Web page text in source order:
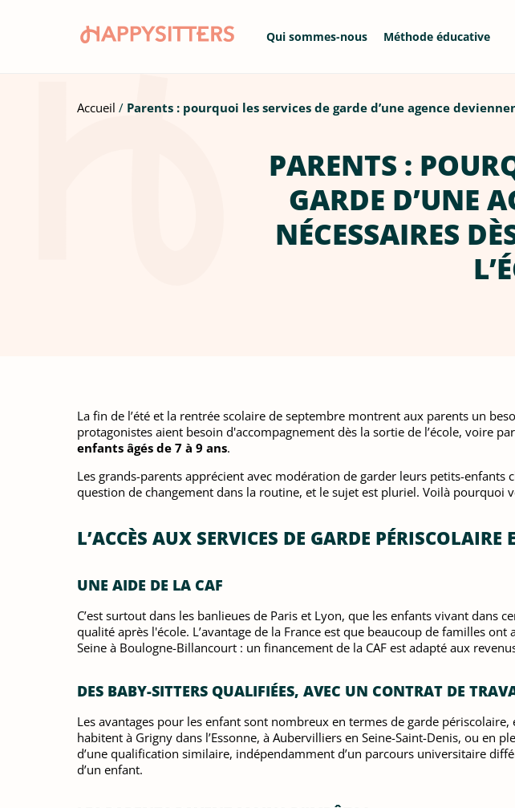
Qui sommes-nous Méthode éducative
Accueil Parents : pourquoi les services de garde d’une agence
PARENTS :
GARDE D’UNE
NÉCESSAIRES
La fin de l’été et la rentrée scolaire de septembre montrent aux parents un
protagonistes aient besoin d'accompagnement dès la sortie de l’école, voire
enfants âgés de 7 à 9 ans.
Les grands-parents apprécient avec modération de garder leurs petits-enfants
question de changement dans la routine, et le sujet est pluriel. Voilà
L’ACCÈS AUX SERVICES DE GARDE
UNE AIDE DE LA CAF
C’est surtout dans les banlieues de Paris et Lyon, que les enfants vivant
qualité après l'école. L’avantage de la France est que beaucoup de familles
Seine à Boulogne-Billancourt : un financement de la CAF est adapté aux
DES BABY-SITTERS QUALIFIÉES, AVEC UN CONTRAT DE
Les avantages pour les enfant sont nombreux en termes de garde
habitent à Grigny dans l’Essonne, à Aubervilliers en Seine-Saint-Denis, ou
d’une qualification similaire, indépendamment d’un parcours universitaire
d’un enfant.